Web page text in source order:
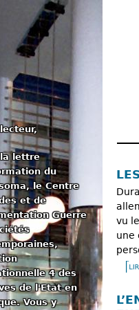
vu
une
lettre
du
le Centre
et de
Guerre
4 des
de l'Etat en
Vous y